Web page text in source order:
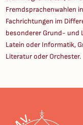
Fremdsprachenwahlen
Fachrichtungen im
besonderer Grund- und
Latein oder Informatik,
Literatur oder Orchester.